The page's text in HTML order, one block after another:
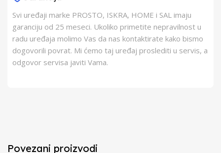
Svi uređaji marke PROSTO, ISKRA, HOME i SAL imaju
garanciju od 25 meseci. Ukoliko primetite nepravilnost u
radu uređaja molimo Vas da nas kontaktirate kako bismo
dogovorili povrat. Mi ćemo taj uređaj proslediti u servis, a
odgovor servisa javiti Vama.
Povezani proizvodi